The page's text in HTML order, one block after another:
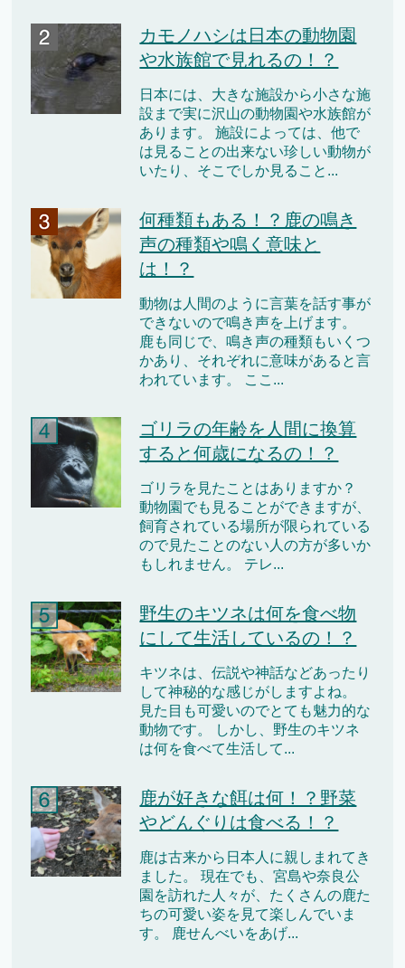
カモノハシは日本の動物園
や水族館で見れるの！？
日本には、大きな施設から小さな施
設まで実に沢山の動物園や水族館が
あります。 施設によっては、他で
は見ることの出来ない珍しい動物が
いたり、そこでしか見ること...
何種類もある！？鹿の鳴き
声の種類や鳴く意味と
は！？
動物は人間のように言葉を話す事が
できないので鳴き声を上げます。
鹿も同じで、鳴き声の種類もいくつ
かあり、それぞれに意味があると言
われています。 ここ...
ゴリラの年齢を人間に換算
すると何歳になるの！？
ゴリラを見たことはありますか？
動物園でも見ることができますが、
飼育されている場所が限られている
ので見たことのない人の方が多いか
もしれません。 テレ...
野生のキツネは何を食べ物
にして生活しているの！？
キツネは、伝説や神話などあったり
して神秘的な感じがしますよね。
見た目も可愛いのでとても魅力的な
動物です。 しかし、野生のキツネ
は何を食べて生活して...
鹿が好きな餌は何！？野菜
やどんぐりは食べる！？
鹿は古来から日本人に親しまれてき
ました。 現在でも、宮島や奈良公
園を訪れた人々が、たくさんの鹿た
ちの可愛い姿を見て楽しんでいま
す。 鹿せんべいをあげ...